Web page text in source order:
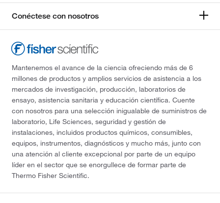
Conéctese con nosotros
Mantenemos el avance de la ciencia ofreciendo más de 6
millones de productos y amplios servicios de asistencia a los
mercados de investigación, producción, laboratorios de
ensayo, asistencia sanitaria y educación científica. Cuente
con nosotros para una selección inigualable de suministros de
laboratorio, Life Sciences, seguridad y gestión de
instalaciones, incluidos productos químicos, consumibles,
equipos, instrumentos, diagnósticos y mucho más, junto con
una atención al cliente excepcional por parte de un equipo
líder en el sector que se enorgullece de formar parte de
Thermo Fisher Scientific.